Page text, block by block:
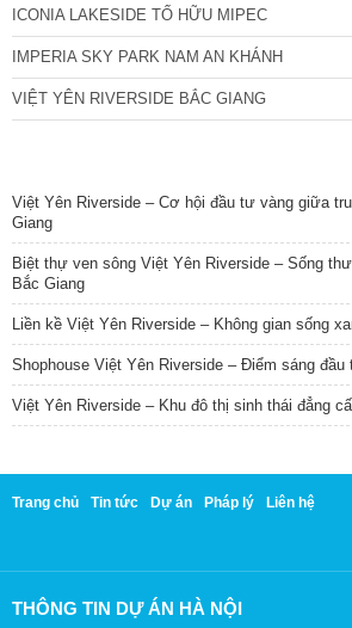
ICONIA LAKESIDE TỐ HỮU MIPEC
IMPERIA SKY PARK NAM AN KHÁNH
VIỆT YÊN RIVERSIDE BẮC GIANG
Việt Yên Riverside – Cơ hội đầu tư vàng giữa
Giang
Biệt thự ven sông Việt Yên Riverside – Sống
Bắc Giang
Liền kề Việt Yên Riverside – Không gian sống
Shophouse Việt Yên Riverside – Điểm sáng
Việt Yên Riverside – Khu đô thị sinh thái đẳng
Trang chủ Tin tức Dự án Pháp lý Liên hệ
THÔNG TIN DỰ ÁN HÀ NỘI